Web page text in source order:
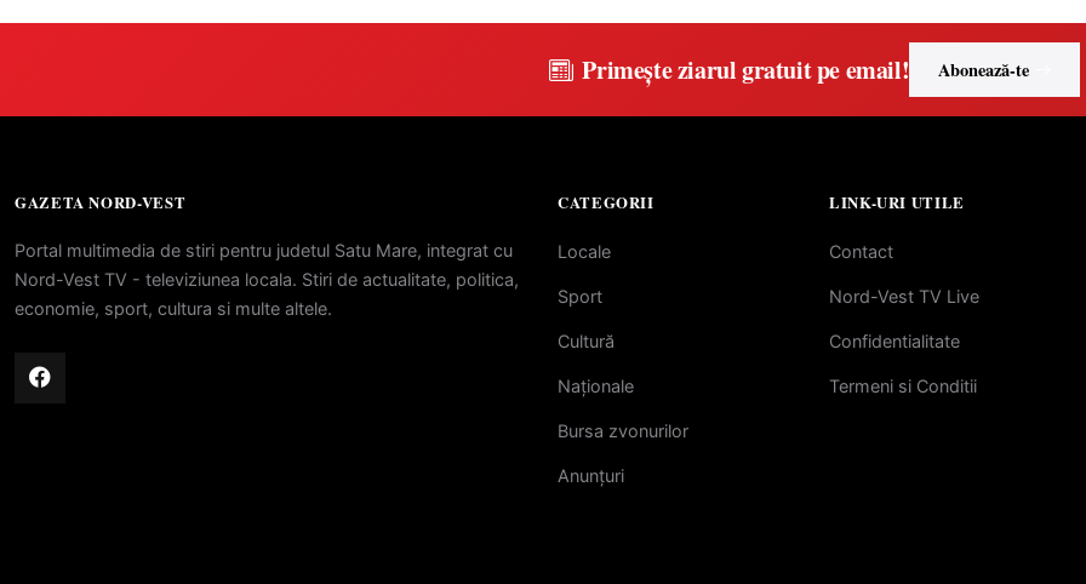
Primește ziarul gratuit pe email! Abonează-te
GAZETA NORD-VEST
Portal multimedia de stiri pentru judetul Satu Mare, integrat cu
Nord-Vest TV - televiziunea locala. Stiri de actualitate, politica,
economie, sport, cultura si multe altele.
CATEGORII
Locale
Sport
Cultură
Naționale
Bursa zvonurilor
Anunțuri
LINK-URI UTILE
Contact
Nord-Vest TV Live
Confidentialitate
Termeni si Conditii